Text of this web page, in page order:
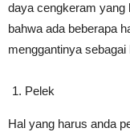
daya cengkeram yang
bahwa ada beberapa
menggantinya sebagai
Pelek
Hal yang harus anda